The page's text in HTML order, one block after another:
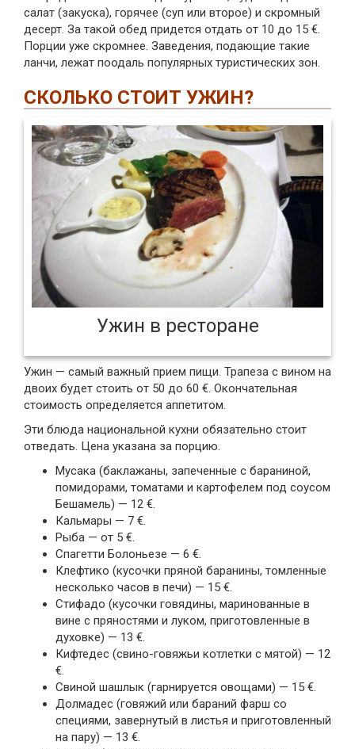
салат (закуска), горячее (суп или второе) и скромный
десерт. За такой обед придется отдать от 10 до 15 €.
Порции уже скромнее. Заведения, подающие такие
ланчи, лежат поодаль популярных туристических зон.
СКОЛЬКО СТОИТ УЖИН?
Ужин в ресторане
Ужин — самый важный прием пищи. Трапеза с вином на
двоих будет стоить от 50 до 60 €. Окончательная
стоимость определяется аппетитом.
Эти блюда национальной кухни обязательно стоит
отведать. Цена указана за порцию.
Мусака (баклажаны, запеченные с бараниной,
помидорами, томатами и картофелем под соусом
Бешамель) — 12 €.
Кальмары — 7 €.
Рыба — от 5 €.
Спагетти Болоньезе — 6 €.
Клефтико (кусочки пряной баранины, томленные
несколько часов в печи) — 15 €.
Стифадо (кусочки говядины, маринованные в
вине с пряностями и луком, приготовленные в
духовке) — 13 €.
Кифтедес (свино-говяжьи котлетки с мятой) — 12
€.
Свиной шашлык (гарнируется овощами) — 15 €.
Долмадес (говяжий или бараний фарш со
специями, завернутый в листья и приготовленный
на пару) — 13 €.